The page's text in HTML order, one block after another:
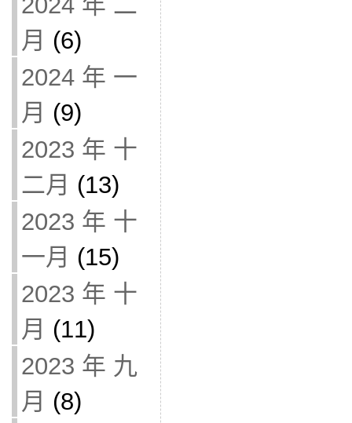
月 (6)
2024 年 一
月 (9)
2023 年 十
二月 (13)
2023 年 十
一月 (15)
2023 年 十
月 (11)
2023 年 九
月 (8)